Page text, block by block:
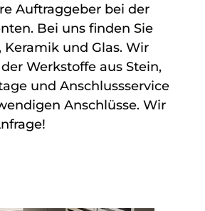
Auftraggeber bei der
Bei uns finden Sie
und Glas. Wir
Werkstoffe aus Stein,
und Anschlussservice
Anschlüsse. Wir